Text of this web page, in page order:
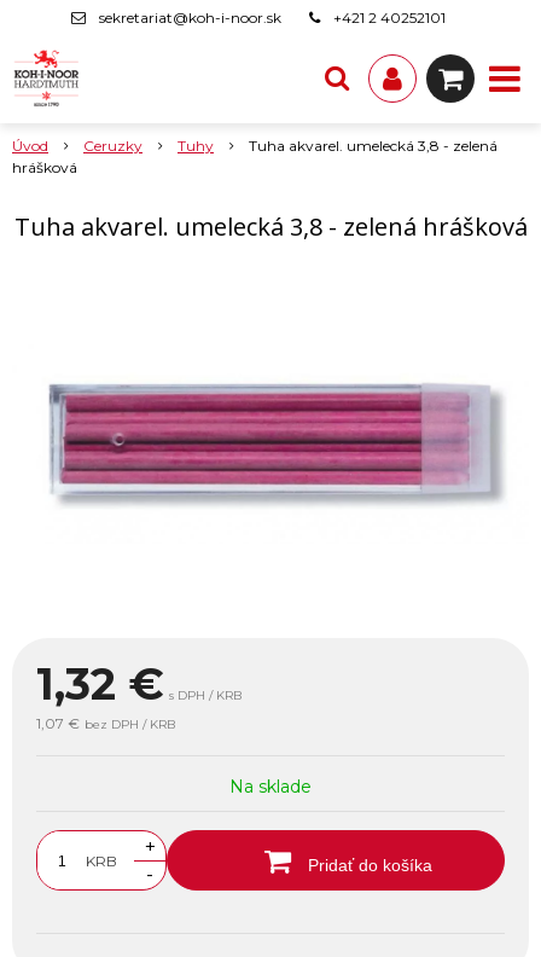
sekretariat@koh-i-noor.sk +421 2 40252101
Úvod Ceruzky Tuhy
Tuha akvarel. umelecká 3,8 - zelená
hrášková
Tuha akvarel. umelecká 3,8 - zelená hrášková
1,32 € s DPH / KRB
1,07 € bez DPH / KRB
Na sklade
KRB
+
-
Pridať do košíka